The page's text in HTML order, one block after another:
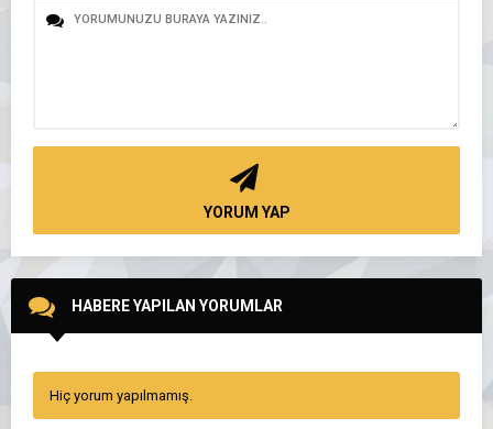
YORUM YAP
HABERE YAPILAN YORUMLAR
Hiç yorum yapılmamış.